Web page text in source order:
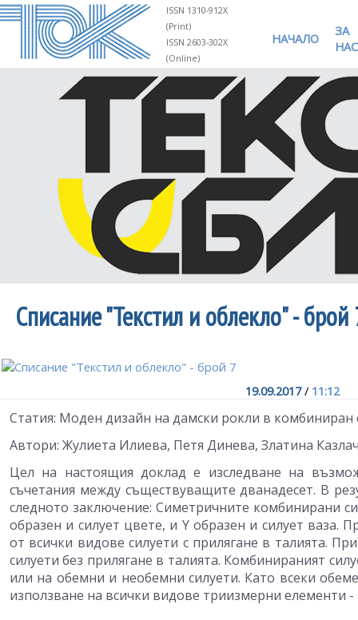
ISSN 1310-912X
(Print)
ISSN 2603-302X
(Online)
НАЧАЛО
ЗА
НАС
Списание "Текстил и облекло" - брой
19.09.2017/ 11:12
Статия: Моден дизайн на дамски рокли в комбиниран
Автори: Жулиета Илиева, Петя Динева, Златина
Цел на настоящия доклад е изследване на
съчетания между съществуващите дванадесет. В
следното заключение: Симетричните комбинирани
образен и силует цвете, и Y образен и силует
от всички видове силуети с прилягане в талията.
силуети без прилягане в талията. Комбинираният
или на обемни и необемни силуети. Като всеки
използване на всички видове триизмерни елементи